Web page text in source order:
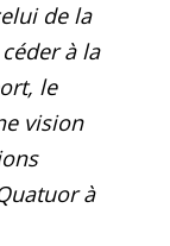
de la
à la
le
vision
à